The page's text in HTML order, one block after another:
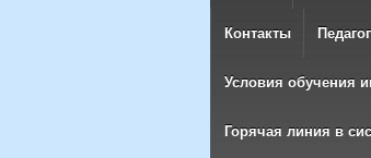
Контакты
Условия обучения
Горячая линия в